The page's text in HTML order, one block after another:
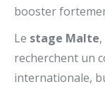
booster
Le stage Malte
recherchent un
internationale,